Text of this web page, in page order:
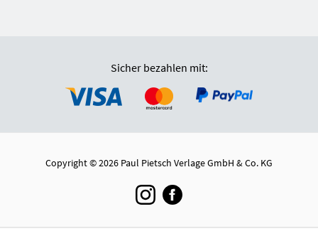
Sicher bezahlen mit:
Copyright © 2026 Paul Pietsch Verlage GmbH & Co. KG